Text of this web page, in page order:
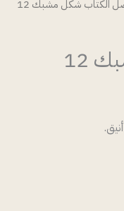
الكتاب شكل مشبك 12
12